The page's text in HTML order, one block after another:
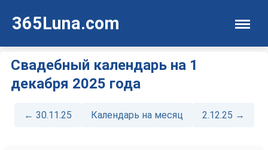
365Luna.com
Свадебный календарь на 1
декабря 2025 года
← 30.11.25 Календарь на месяц 2.12.25 →